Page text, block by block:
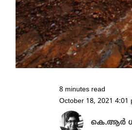
8 minutes read
October 18, 2021 4:01
കെ.ആർ